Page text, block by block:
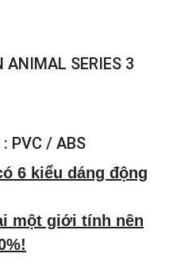
ANIMAL SERIES 3
PVC / ABS
6 kiểu dáng động
một giới tính nên